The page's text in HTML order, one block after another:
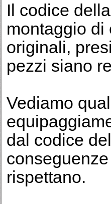
Il codice
montaggio di
originali,
pezzi siano
Vediamo
dal codice
rispettano.